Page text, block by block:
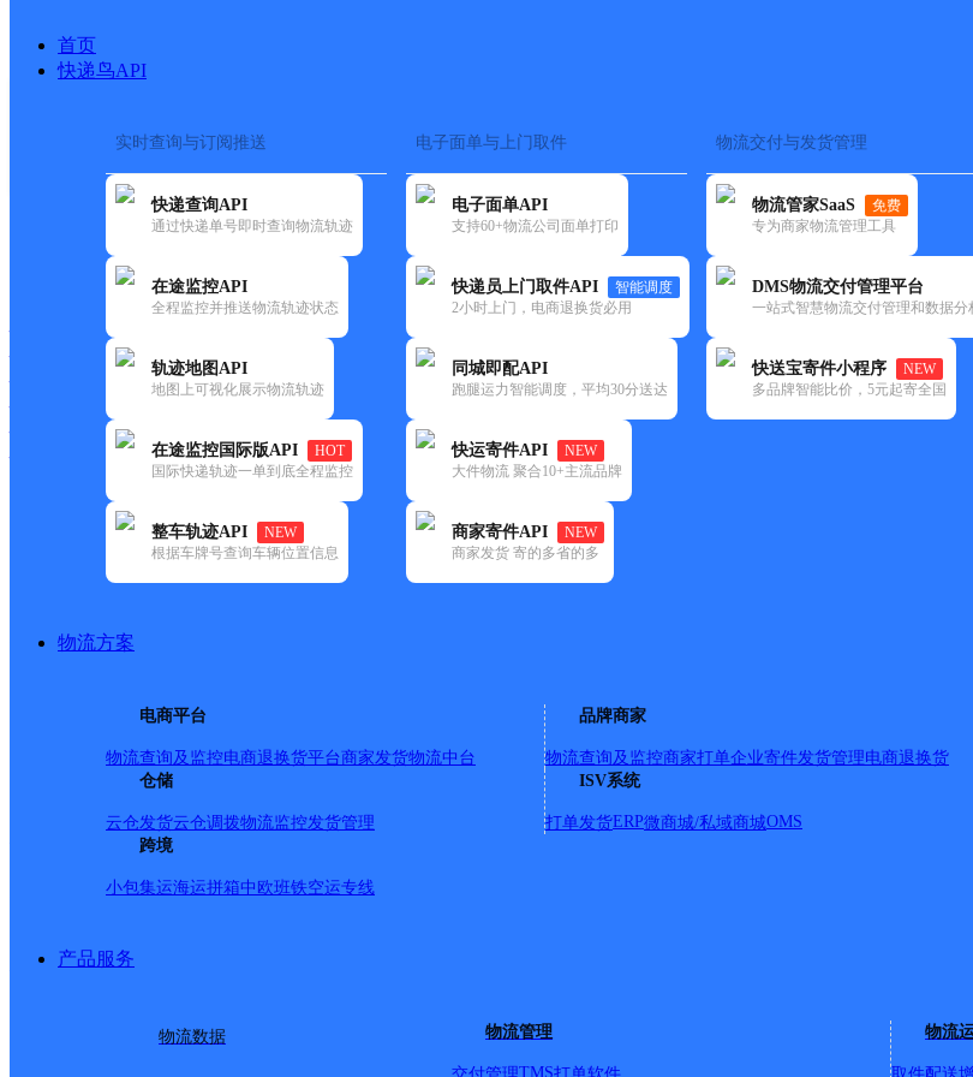
首页
快递鸟API
实时查询与订阅推送
快递查询API
通过快递单号即时查询物流轨迹
在途监控API
全程监控并推送物流轨迹状态
轨迹地图API
地图上可视化展示物流轨迹
在途监控国际版API
HOT
国际快递轨迹一单到底全程监控
整车轨迹API
NEW
根据车牌号查询车辆位置信息
电子面单与上门取件
电子面单API
支持60+物流公司面单打印
快递员上门取件API
智能调度
2小时上门，电商退换货必用
同城即配API
跑腿运力智能调度，平均30分送达
快运寄件API
NEW
大件物流 聚合10+主流品牌
商家寄件API
NEW
商家发货 寄的多省的多
物流交付与发货管理
物流管家SaaS
免费
专为商家物流管理工具
DMS物流交付管理平台
一站式智慧物流交付管理和数据分
快送宝寄件小程序
NEW
多品牌智能比价，5元起寄全国
物流方案
电商平台
物流查询及监控电商退换货平台商家发货物流中台
品牌商家
物流查询及监控商家打单企业寄件发货管理电商退换货
仓储
云仓发货云仓调拨物流监控发货管理
ISV系统
打单发货ERP微商城/私域商城OMS
跨境
小包集运海运拼箱中欧班铁空运专线
产品服务
物流数据 物流管理
TMS
物流
快递大全 > 快递网点
快递大全 快运大全
NEW
城市：鹤岗市 ✕ 地区：萝北县 ✕ 清空已选
地区:
不限 东山区(4)
更多号码地址：萝北县凤翔镇林中
派送范围:县城（凤翔镇）城区内 ；军川农场 ；团结镇 ；东明朝鲜族乡 ；名山镇；太平沟乡 ；云山镇；肇兴镇；
鹤岗萝北网点
更多号码地址：萝北县凤翔镇信用社家属楼五号门市,成都川菜隔壁
鹤岗市萝北县永泰路营业点
地址：黑龙江省鹤岗市萝北县新房产小区44号门市格林宾馆对面萝北县电视台南50米
详情